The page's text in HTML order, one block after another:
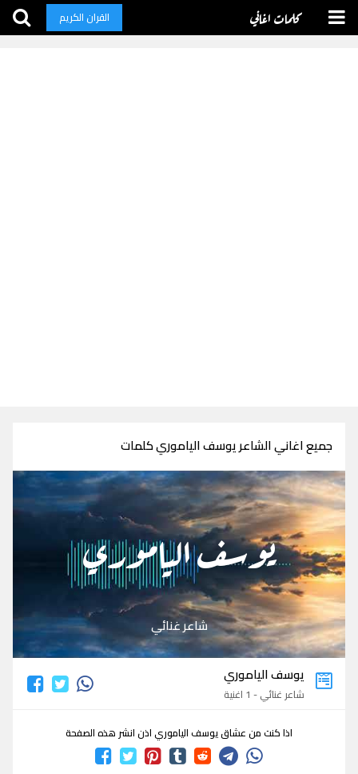
كلمات اغاني القران الكريم
جميع اغاني الشاعر يوسف الياموري كلمات
يوسف الياموري
شاعر غنائي
يوسف الياموري
شاعر غنائي - 1 اغنية
اذا كنت من عشاق يوسف الياموري اذن انشر هذه الصفحة